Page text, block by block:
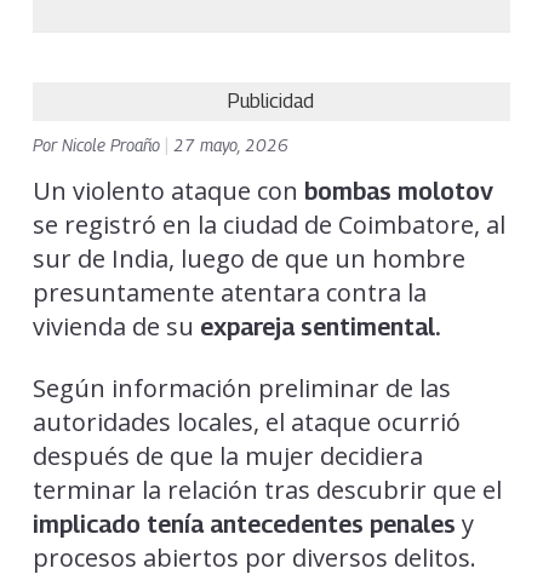
Publicidad
PorNicole Proaño 27 mayo, 2026
Un violento ataque con bombas molotov
se registró en la ciudad de Coimbatore, al
sur de India, luego de que un hombre
presuntamente atentara contra la
vivienda de su expareja sentimental.
Según información preliminar de las
autoridades locales, el ataque ocurrió
después de que la mujer decidiera
terminar la relación tras descubrir que el
implicado tenía antecedentes penales y
procesos abiertos por diversos delitos.